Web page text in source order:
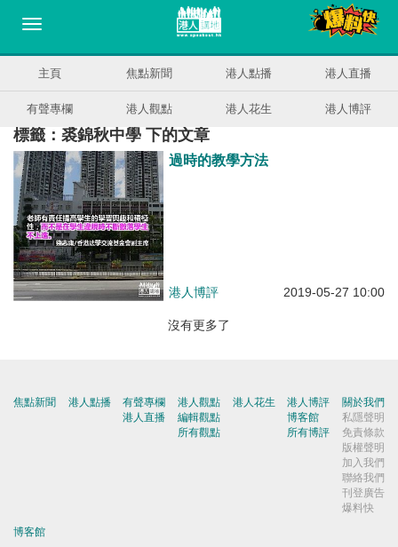
主頁 焦點新聞 港人點播 港人直播
有聲專欄 港人觀點 港人花生 港人博評
標籤：裘錦秋中學 下的文章
過時的教學方法
港人博評 2019-05-27 10:00
沒有更多了
焦點新聞 港人點播
有聲專欄
港人直播
港人觀點
編輯觀點
所有觀點
港人花生
港人博評
博客館
所有博評
關於我們
私隱聲明
免責條款
版權聲明
加入我們
聯絡我們
刊登廣告
爆料快
博客館